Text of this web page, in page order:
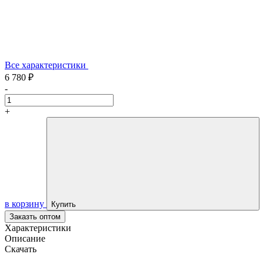
Все характеристики
6 780 ₽
-
+
в корзину
Купить
Заказть оптом
Характеристики
Описание
Скачать